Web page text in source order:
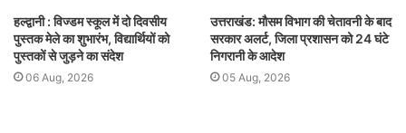
हल्द्वानी : विज्डम स्कूल में दो दिवसीय
पुस्तक मेले का शुभारंभ, विद्यार्थियों को
पुस्तकों से जुड़ने का संदेश
06 Aug, 2026
उत्तराखंड: मौसम विभाग की चेतावनी के बाद
सरकार अलर्ट, जिला प्रशासन को 24 घंटे
निगरानी के आदेश
05 Aug, 2026